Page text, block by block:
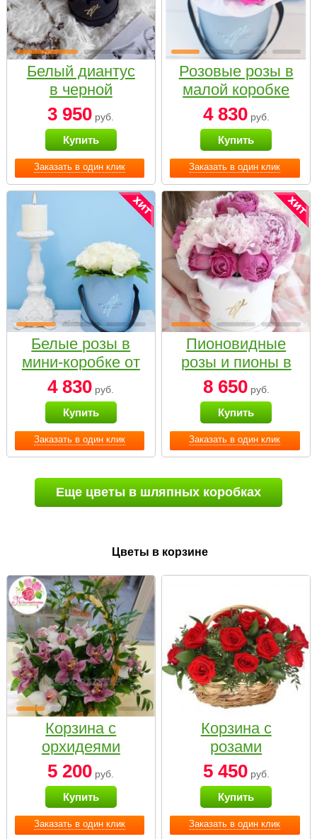
Заказать в один клик
Белый диантус
в черной
коробке Small
3 950 руб.
Купить
Заказать в один клик
Розовые розы в
малой коробке
4 830руб.
Купить
Заказать в один клик
Белые розы в
мини-коробке от
Bella Fiori
4 830 руб.
Купить
Заказать в один клик
Пионовидные
розы и пионы в
белой коробке
Small
8 650руб.
Купить
Еще цветы в шляпных коробках
Цветы в корзине
Заказать в один клик
Корзина с
орхидеями
малая
5 200 руб.
Купить
Заказать в один клик
Корзина с
розами
«Красный
Париж»
5 450руб.
Купить